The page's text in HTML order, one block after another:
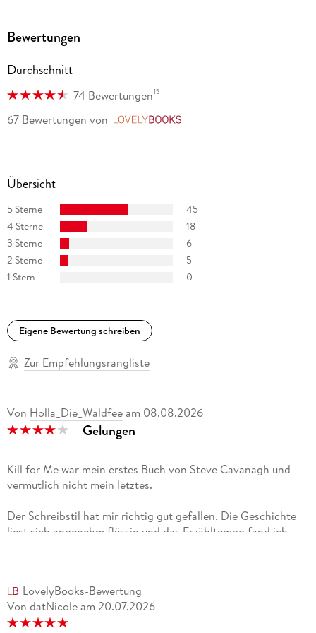
Bewertungen
Durchschnitt
74 Bewertungen15
67 Bewertungen von
Übersicht
5 Sterne
45
4 Sterne
18
3 Sterne
6
2 Sterne
5
1 Stern
0
Eigene Bewertung schreiben
Zur Empfehlungsrangliste
Von Holla_Die_Waldfee am 08.08.2026
Gelungen
Kill for Me war mein erstes Buch von Steve Cavanagh und
vermutlich nicht mein letztes.
Der Schreibstil hat mir richtig gut gefallen. Die Geschichte
liest sich angenehm flüssig und das Erzähltempo fand ich
Erzählt wird in zwei Handlungssträngen, deren
Zusammenhang mir lange nicht klar war. Genau das hat für
mich einen großen Teil der Spannung ausgemacht, weil ich
LovelyBooks-Bewertung
Von datNicole am 20.07.2026